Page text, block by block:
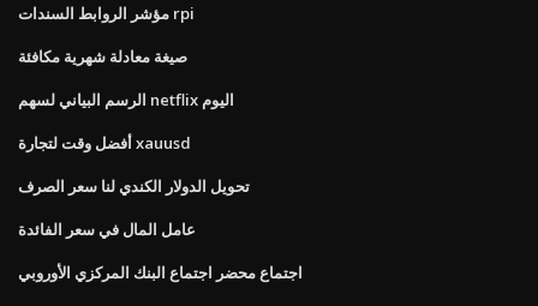
مؤشر الروابط السندات rpi
صيغة معادلة شهرية مكافئة
الرسم البياني لسهم netflix اليوم
أفضل وقت لتجارة xauusd
تحويل الدولار الكندي لنا سعر الصرف
عامل المال في سعر الفائدة
اجتماع محضر اجتماع البنك المركزي الأوروبي